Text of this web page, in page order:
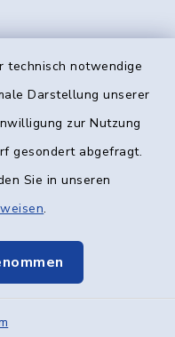
technisch notwendige
Darstellung unserer
zur Nutzung
gesondert abgefragt.
Sie in unseren
.